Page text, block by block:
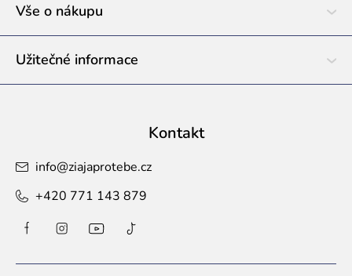
Vše o nákupu
Užitečné informace
Kontakt
info@ziajaprotebe.cz
+420 771 143 879